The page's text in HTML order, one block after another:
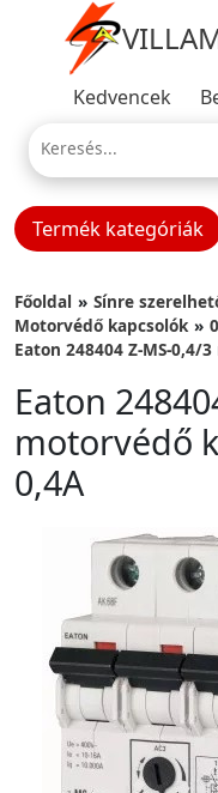
Kedvencek
Termék kategóriák
Főoldal
Sínre
Motorvédő kapcsolók
Eaton 248404 Z-MS-0,4/
Eaton
motorvédő
0,4A